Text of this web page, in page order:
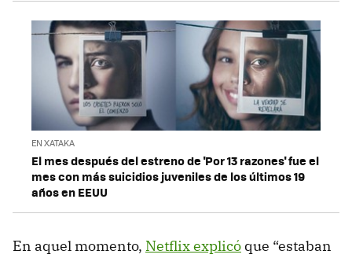
EN XATAKA
El mes después del estreno de 'Por 13 razones' fue el
mes con más suicidios juveniles de los últimos 19
años en EEUU
En aquel momento, Netflix explicó que “estaban